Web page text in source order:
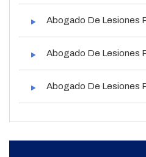
Abogado De Lesiones
Abogado De Lesiones
Abogado De Lesiones